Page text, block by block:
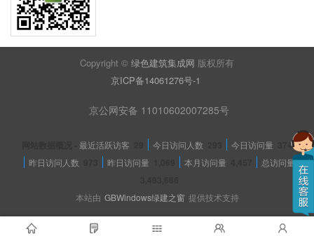
Copyright © 绿色建筑集成网 版权所有
京ICP备14061276号-1
京公网安备 11010602007285号
最近活跃访客 今日访问人数 今日访问量 374
昨日访问人数 昨日访问量 本月访问量 总访问量
本站由 GBWindows绿建之窗 提供技术支持